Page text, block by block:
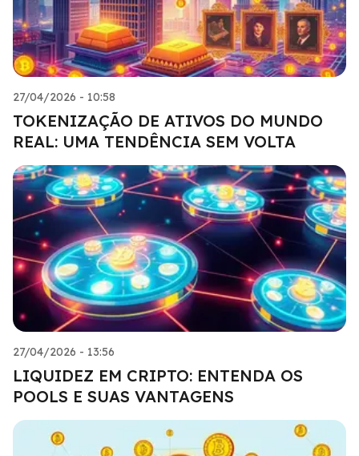
27/04/2026 - 10:58
TOKENIZAÇÃO DE ATIVOS DO MUNDO
REAL: UMA TENDÊNCIA SEM VOLTA
27/04/2026 - 13:56
LIQUIDEZ EM CRIPTO: ENTENDA OS
POOLS E SUAS VANTAGENS